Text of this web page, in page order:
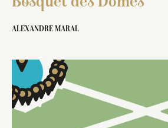
ALEXANDRE MARAL
l’Encelade